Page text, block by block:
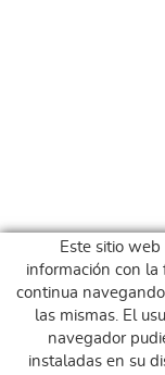
Este sitio web
información con la
continua
las mismas. El
navegador
instaladas en su